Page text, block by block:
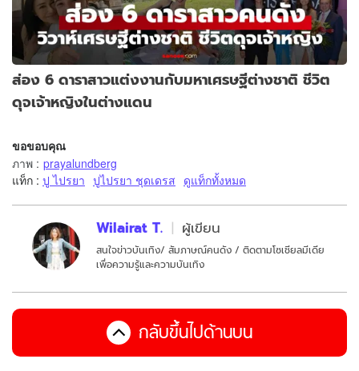
ส่อง 6 ดาราสาวแต่งงานกับมหาเศรษฐีต่างชาติ ชีวิต
ดุจเจ้าหญิงในต่างแดน
ขอขอบคุณ
ภาพ : prayalundberg
แท็ก : ปู ไปรยา ปูไปรยา ชุดเดรส ดูแท็กทั้งหมด
Wilairat T. ผู้เขียน
สนใจข่าวบันเทิง/ สัมภาษณ์คนดัง / ติดตามโซเชียลมีเดีย
เพื่อความรู้และความบันเทิง
กลับขึ้นไปด้านบน